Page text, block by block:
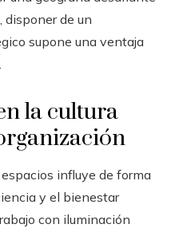
de un
supone una ventaja
la cultura
influye de forma
y el bienestar
con iluminación